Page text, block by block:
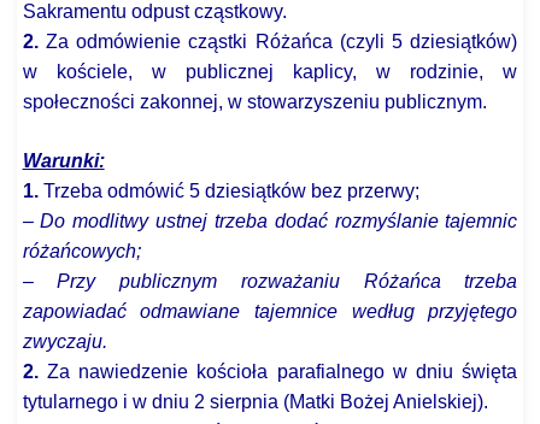
Sakramentu odpust cząstkowy.
2.Za odmówienie cząstki Różańca (czyli 5 dziesiątków)
w kościele, w publicznej kaplicy, w rodzinie, w
społeczności zakonnej, w stowarzyszeniu publicznym.
Warunki:
1.Trzeba odmówić 5 dziesiątków bez przerwy;
– Do modlitwy ustnej trzeba dodać rozmyślanie tajemnic
różańcowych;
– Przy publicznym rozważaniu Różańca trzeba
zapowiadać odmawiane tajemnice według przyjętego
zwyczaju.
2.Za nawiedzenie kościoła parafialnego w dniu święta
tytularnego i w dniu 2 sierpnia (Matki Bożej Anielskiej).